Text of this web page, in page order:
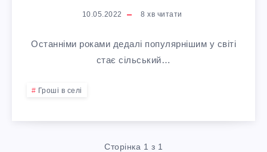
,
О
В
Т
А
Н
Л
Я
Е
П
Л
Б
З
Н
Ь
Ь
К
10.05.2022 8 хв читати
Останніми роками дедалі популярнішим у світі
стає сільський…
Гроші в селі
Сторінка 1 з 1